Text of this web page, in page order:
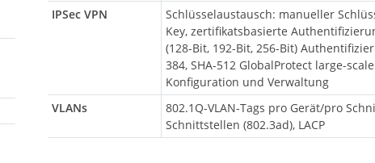
IPSec VPN
Schlüsselaustausch: manueller
Key, zertifikatsbasierte
(128-Bit, 192-Bit, 256-Bit)
384, SHA-512 GlobalProtect large-
Konfiguration und Verwaltung
VLANs
802.1Q-VLAN-Tags pro Gerät/pro
Schnittstellen (802.3ad), LACP